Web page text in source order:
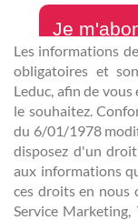
Les informations
obligatoires et
Leduc, afin de
le souhaitez.
du 6/01/1978
disposez d'un
aux informations
ces droits en nous
Service Marketing,